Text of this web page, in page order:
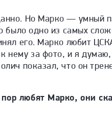
Но Марко — умный
было одно из самых
его. Марко любит
нему за фото, и я
показал, что он
любят Марко, они